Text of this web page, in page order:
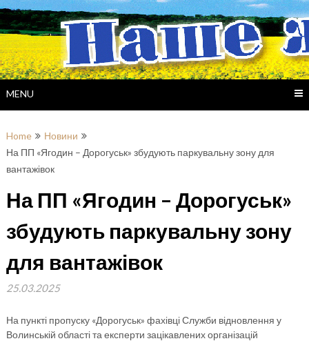
Skip
to
content
MENU
Home
Новини
На ПП «Ягодин – Дорогуськ» збудують паркувальну зону для
вантажівок
На ПП «Ягодин – Дорогуськ»
збудують паркувальну зону
для вантажівок
25.03.2025
На пункті пропуску «Дорогуськ» фахівці Служби відновлення у
Волинській області та експерти зацікавлених організацій